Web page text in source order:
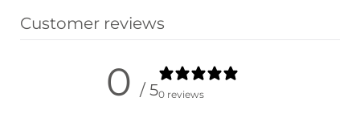
Customer reviews
0 / 50 reviews